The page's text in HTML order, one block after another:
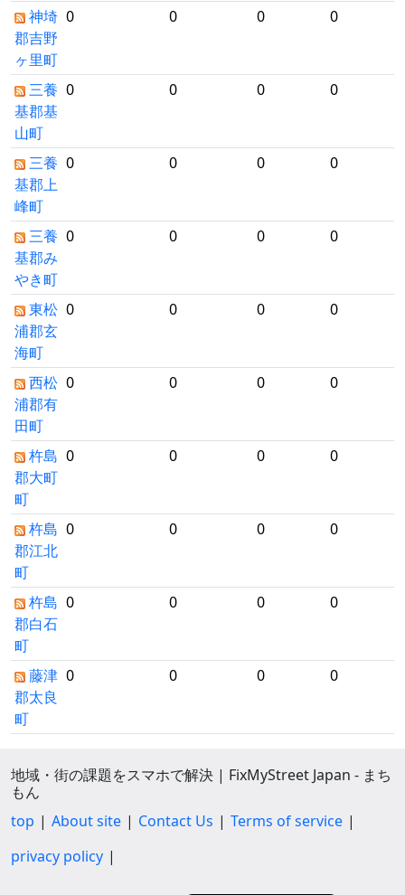
神埼
郡吉野
ヶ里町
0 0 0 0
三養
基郡基
山町
0 0 0 0
三養
基郡上
峰町
0 0 0 0
三養
基郡み
やき町
0 0 0 0
東松
浦郡玄
海町
0 0 0 0
西松
浦郡有
田町
0 0 0 0
杵島
郡大町
町
0 0 0 0
杵島
郡江北
町
0 0 0 0
杵島
郡白石
町
0 0 0 0
藤津
郡太良
町
0 0 0 0
地域・街の課題をスマホで解決 | FixMyStreet Japan - まち
もん
top
About site Contact Us
Terms of service
privacy policy